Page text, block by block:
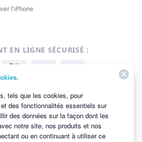
l'iPhone
EN LIGNE SÉCURISÉ :
PAR :
tels que les cookies, pour
des fonctionnalités essentiels sur
des données sur la façon dont les
notre site, nos produits et nos
ou en continuant à utiliser ce